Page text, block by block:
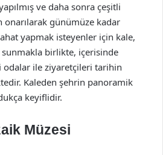
ve daha sonra çeşitli
onarılarak günümüze kadar
yapmak isteyenler için kale,
birlikte, içerisinde
odalar ile ziyaretçileri tarihin
Kaleden şehrin panoramik
keyiflidir.
Müzesi